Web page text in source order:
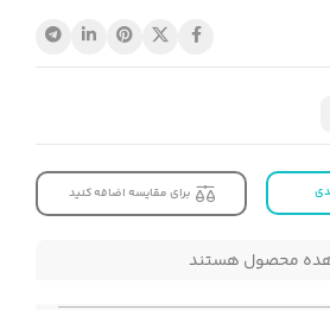
برای مقایسه اضافه کنید
محصول هستند